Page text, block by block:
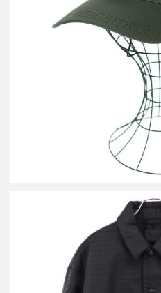
プラダ RE-NYLON ロゴプレ
買取金額
詳し